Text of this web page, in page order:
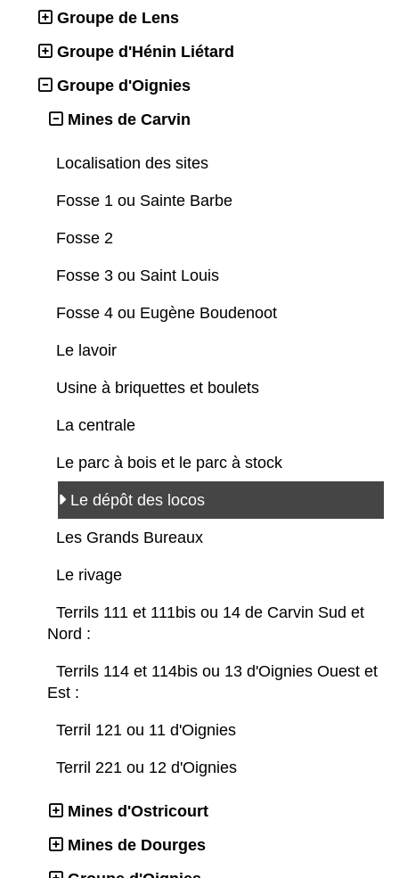
Groupe de Lens
Groupe d'Hénin Liétard
Groupe d'Oignies
Mines de Carvin
Localisation des sites
Fosse 1 ou Sainte Barbe
Fosse 2
Fosse 3 ou Saint Louis
Fosse 4 ou Eugène Boudenoot
Le lavoir
Usine à briquettes et boulets
La centrale
Le parc à bois et le parc à stock
Le dépôt des locos
Les Grands Bureaux
Le rivage
Terrils 111 et 111bis ou 14 de Carvin Sud et
Nord :
Terrils 114 et 114bis ou 13 d'Oignies Ouest et
Est :
Terril 121 ou 11 d'Oignies
Terril 221 ou 12 d'Oignies
Mines d'Ostricourt
Mines de Dourges